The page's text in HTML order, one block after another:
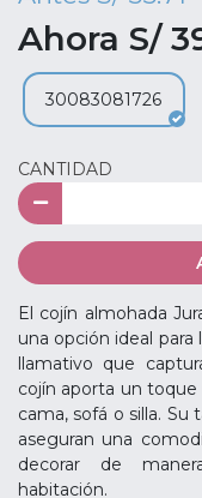
Ahora S/
30083081726
CANTIDAD
El cojín almohada
una opción ideal para
llamativo que
cojín aporta un toque
cama, sofá o silla.
aseguran una
decorar de
habitación.